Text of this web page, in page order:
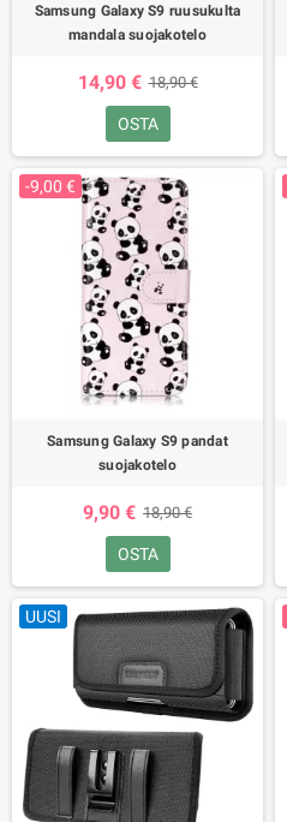
Samsung Galaxy S9 ruusukulta
mandala suojakotelo
14,90 € 18,90 €
OSTA
-9,00 €
Samsung Galaxy S9 pandat
suojakotelo
9,90 € 18,90 €
OSTA
UUSI